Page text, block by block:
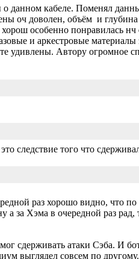
данном кабеле. Поменял
оч доволен, объём и
особенно понравилась
и аркестровые материалы
удивлены. Автору огромное
следствие того что
раз хорошо видно, что
а за Хэма в очередной раз рад,
сдерживать атаки Сэба. И
выглядел совсем по